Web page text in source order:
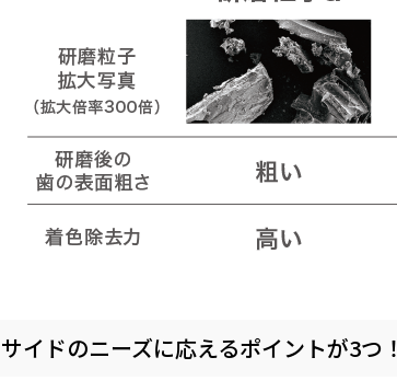
イドのニーズに応えるポイントが3つ！